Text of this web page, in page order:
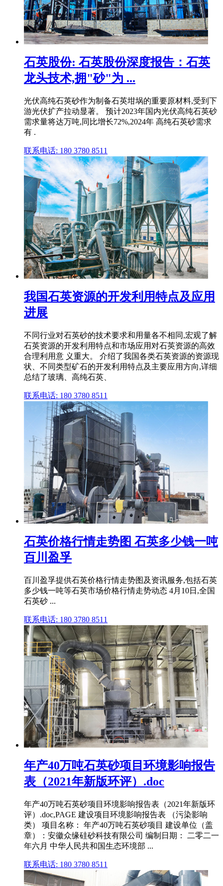
石英股份: 石英股份深度报告：石英
龙头技术,拥"砂"为 ...
光伏高纯石英砂作为制备石英坩埚的重要原材料,受到下
游光伏扩产拉动显著。 预计2023年国内光伏高纯石英砂
需求量将达万吨,同比增长72%,2024年 高纯石英砂需求
有 .
联系电话: 180 3780 8511
我国石英资源的开发利用特点及应用
进展
不同行业对石英砂的技术要求和用量各不相同,宏观了解
石英资源的开发利用特点和市场应用对石英资源的高效
合理利用意 义重大。 介绍了我国各类石英资源的资源现
状、不同类型矿石的开发利用特点及主要应用方向,详细
总结了玻璃、高纯石英、
联系电话: 180 3780 8511
石英价格行情走势图 石英多少钱一吨
百川盈孚
百川盈孚提供石英价格行情走势图及资讯服务,包括石英
多少钱一吨等石英市场价格行情走势动态 4月10日,全国
石英砂 ...
联系电话: 180 3780 8511
年产40万吨石英砂项目环境影响报告
表（2021年新版环评）.doc
年产40万吨石英砂项目环境影响报告表（2021年新版环
评）.doc,PAGE 建设项目环境影响报告表 （污染影响
类） 项目名称： 年产40万吨石英砂项目 建设单位（盖
章）：安徽众缘硅砂科技有限公司 编制日期： 二零二一
年六月 中华人民共和国生态环境部 ...
联系电话: 180 3780 8511